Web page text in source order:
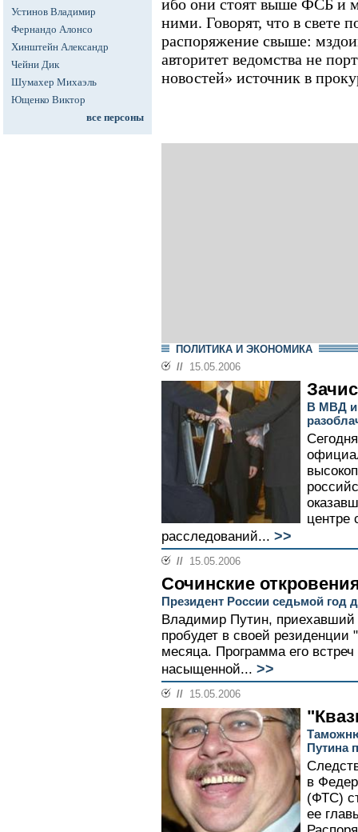
Устинов Владимир
Фернандо Алонсо
Хинштейн Александр
Чейни Дик
Шумахер Михаэль
Ющенко Виктор
все персоны
ибо они стоят выше ФСБ и
ними. Говорят, что в свете
распоряжение свыше:
авторитет ведомства не
новостей» источник в
ПОЛИТИКА И ЭКОНОМИКА
// 15.05.2006
В МВД
центре
расследований... >>
// 15.05.2006
Сочинские
Президент России седьмой год
Владимир Путин,
пробудет в своей резиденции
месяца. Программа его
насыщенной... >>
// 15.05.2006
Путина
в
(ФТС)
ее